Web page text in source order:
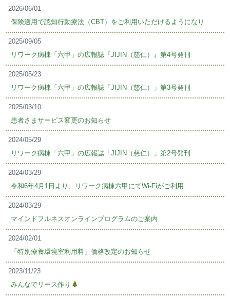
2026/06/01
保険適用で認知行動療法（CBT）をご利用いただけるようになり
2025/09/05
リワーク病棟「六甲」の広報誌『JIJIN（慈仁）』第4号発刊
2025/05/23
リワーク病棟「六甲」の広報誌「JIJIN（慈仁）」第3号発刊
2025/03/10
患者さまサービス変更のお知らせ
2024/05/29
リワーク病棟「六甲」の広報誌「JIJIN（慈仁）」第2号発刊
2024/03/29
令和6年4月1日より、リワーク病棟六甲にてWi-Fiがご利用
2024/03/29
マインドフルネスオンラインプログラムのご案内
2024/02/01
「特別療養環境室利用料」価格改定のお知らせ
2023/11/23
みんなでリース作り